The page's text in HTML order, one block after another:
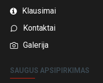
Klausimai
Kontaktai
Galerija
SAUGUS APSIPIRKIMAS